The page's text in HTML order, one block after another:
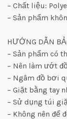
– Chất liệu:
– Sản phẩm
HƯỚNG DẪN
– Sản phẩm có
– Nên làm ướt
– Ngâm đồ bơi
– Giặt bằng tay
– Sử dụng túi
– Không nên để